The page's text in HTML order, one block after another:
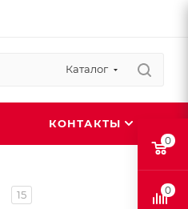
Каталог
КОНТАКТЫ
15
0
0